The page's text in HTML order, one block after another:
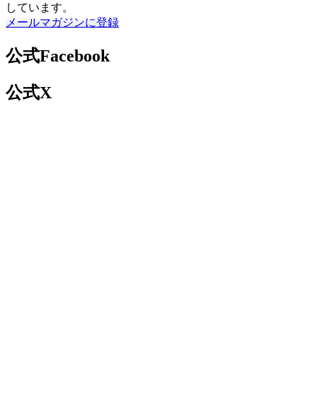
しています。
メールマガジンに登録
公式Facebook
公式X